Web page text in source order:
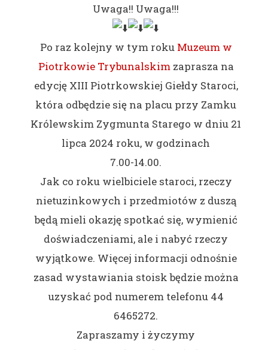
Uwaga!! Uwaga!!!
Po raz kolejny w tym roku Muzeum w
Piotrkowie Trybunalskim zaprasza na
edycję XIII Piotrkowskiej Giełdy Staroci,
która odbędzie się na placu przy Zamku
Królewskim Zygmunta Starego w dniu 21
lipca 2024 roku, w godzinach
7.00-14.00.
Jak co roku wielbiciele staroci, rzeczy
nietuzinkowych i przedmiotów z duszą
będą mieli okazję spotkać się, wymienić
doświadczeniami, ale i nabyć rzeczy
wyjątkowe. Więcej informacji odnośnie
zasad wystawiania stoisk będzie można
uzyskać pod numerem telefonu 44
6465272.
Zapraszamy i życzymy